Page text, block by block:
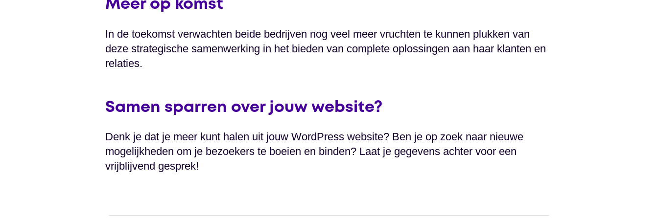
Meer op komst
In de toekomst verwachten beide bedrijven nog veel meer vruchten te kunnen plukken van
deze strategische samenwerking in het bieden van complete oplossingen aan haar klanten en
relaties.
Samen sparren over jouw website?
Denk je dat je meer kunt halen uit jouw WordPress website? Ben je op zoek naar nieuwe
mogelijkheden om je bezoekers te boeien en binden? Laat je gegevens achter voor een
vrijblijvend gesprek!